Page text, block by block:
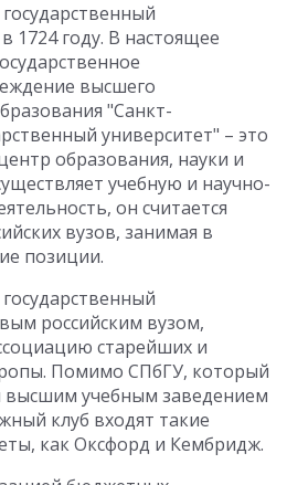
1724 году. В настоящее
высшего
"Санкт-
университет" – это
образования, науки и
учебную и научно-
он считается
вузов, занимая в
позиции.
российским вузом,
старейших и
Помимо СПбГУ, который
высшим учебным заведением
клуб входят такие
как Оксфорд и Кембридж.